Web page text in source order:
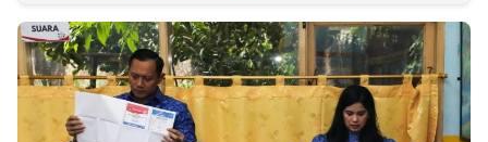
INDONESIA
Partner